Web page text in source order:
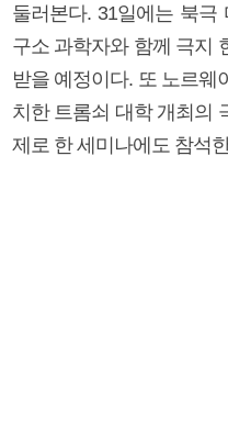
둘러본다. 31일에는 북극
구소 과학자와 함께 극지
받을 예정이다. 또 노르웨
치한 트롬쇠 대학 개최의
제로 한 세미나에도 참석